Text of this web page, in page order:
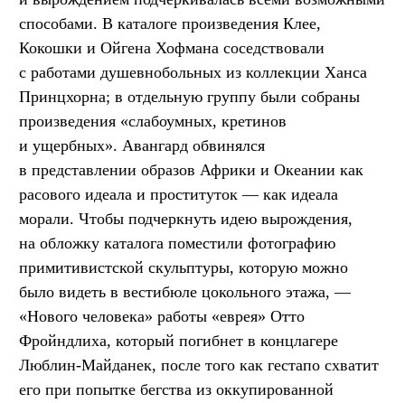
способами. В каталоге произведения Клее,
Кокошки и Ойгена Хофмана соседствовали
с работами душевнобольных из коллекции Ханса
Принцхорна; в отдельную группу были собраны
произведения «слабоумных, кретинов
и ущербных». Авангард обвинялся
в представлении образов Африки и Океании как
расового идеала и проституток — как идеала
морали. Чтобы подчеркнуть идею вырождения,
на обложку каталога поместили фотографию
примитивистской скульптуры, которую можно
было видеть в вестибюле цокольного этажа, —
«Нового человека» работы «еврея» Отто
Фройндлиха, который погибнет в концлагере
Люблин-Майданек, после того как гестапо схватит
его при попытке бегства из оккупированной